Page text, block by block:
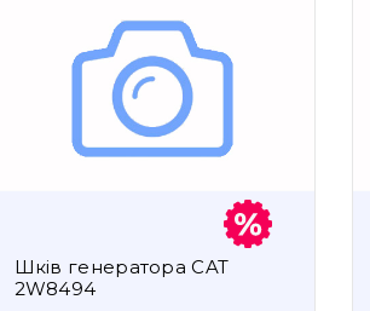
Шків генератора CAT
2W8494